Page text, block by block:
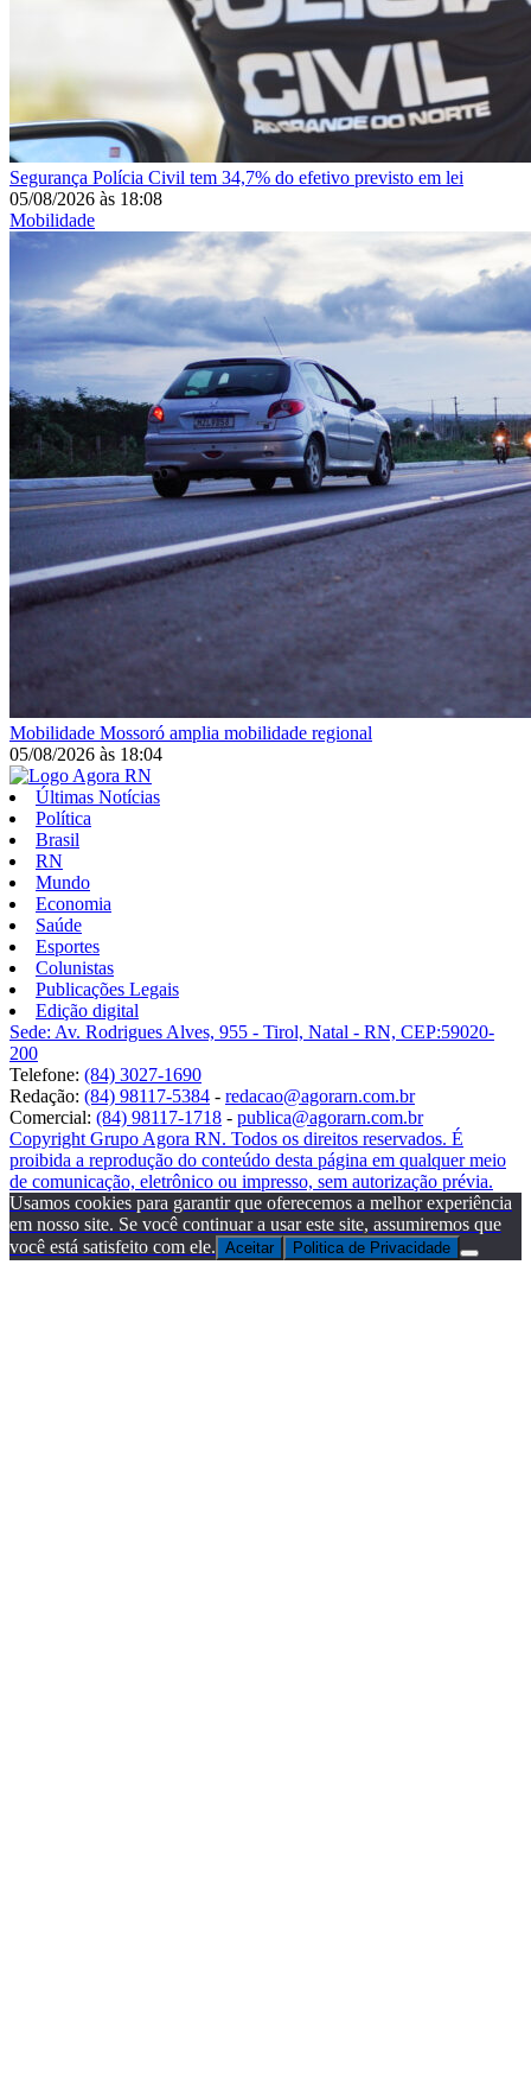
Segurança Polícia Civil tem 34,7% do efetivo previsto em lei
05/08/2026 às 18:08
Mobilidade
Mobilidade Mossoró amplia mobilidade regional
05/08/2026 às 18:04
Últimas Notícias
Política
Brasil
RN
Mundo
Economia
Saúde
Esportes
Colunistas
Publicações Legais
Edição digital
Sede: Av. Rodrigues Alves, 955 - Tirol, Natal - RN, CEP:59020-
200
Telefone: (84) 3027-1690
Redação: (84) 98117-5384 - redacao@agorarn.com.br
Comercial: (84) 98117-1718 - publica@agorarn.com.br
Copyright Grupo Agora RN. Todos os direitos reservados. É
proibida a reprodução do conteúdo desta página em qualquer meio
de comunicação, eletrônico ou impresso, sem autorização prévia.
Usamos cookies para garantir que oferecemos a melhor experiência
em nosso site. Se você continuar a usar este site, assumiremos que
você está satisfeito com ele. Aceitar Politica de Privacidade